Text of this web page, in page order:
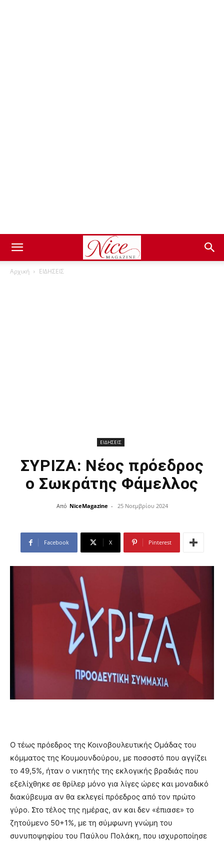
Αρχική ΕΙΔΗΣΕΙΣ
ΕΙΔΗΣΕΙΣ
ΣΥΡΙΖΑ: Νέος πρόεδρος
ο Σωκράτης Φάμελλος
Από NiceMagazine - 25 Νοεμβρίου 2024
Facebook X Pinterest
Ο τέως πρόεδρος της Κοινοβουλευτικής Ομάδας του
κόμματος της Κουμουνδούρου, με ποσοστό που αγγίζει
το 49,5%, ήταν ο νικητής της εκλογικής βραδιάς που
εξελίχθηκε σε θρίλερ μόνο για λίγες ώρες και μοναδικό
διακύβευμα αν θα εκλεγεί πρόεδρος από τον πρώτο
γύρο. Στο τέλος της ημέρας, αν και δεν «έπιασε» το
ζητούμενο 50+1%, με τη σύμφωνη γνώμη του
συνυποψηφίου του Παύλου Πολάκη, που ισχυροποίησε